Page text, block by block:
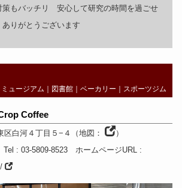
策もバッチリ 安心して研究の時間を過ごせ
りがとうございます
ミュージアム 図書館 ｜ベーカリー スポーツジム
Coffee
区白河４丁目５−４ （地図：
）
Tel : 03-5809-8523 ホームページURL: